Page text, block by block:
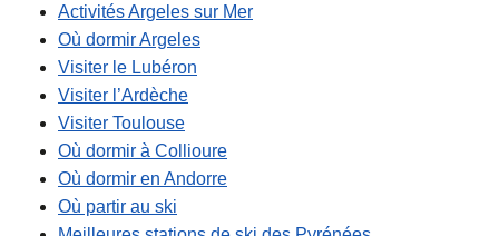
Activités Argeles sur Mer
Où dormir Argeles
Visiter le Lubéron
Visiter l’Ardèche
Visiter Toulouse
Où dormir à Collioure
Où dormir en Andorre
Où partir au ski